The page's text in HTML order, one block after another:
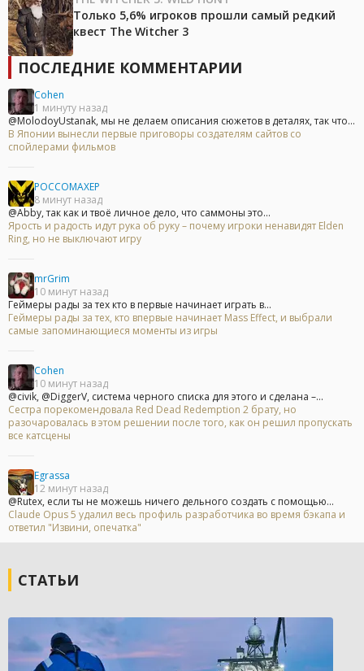
Только 5,6% игроков прошли самый редкий
квест The Witcher 3
ПОСЛЕДНИЕ КОММЕНТАРИИ
Cohen
1 минуту назад
@MolodoyUstanak, мы не делаем описания сюжетов в деталях, так что...
В Японии вынесли первые приговоры создателям сайтов со
спойлерами фильмов
POCCOMAXEP
8 минут назад
@Abby, так как и твоё личное дело, что саммоны это...
Ярость и радость идут рука об руку – почему игроки ненавидят Elden
Ring, но не выключают игру
mrGrim
10 минут назад
Геймеры рады за тех кто в первые начинает играть в...
Геймеры рады за тех, кто впервые начинает Mass Effect, и выбрали
самые запоминающиеся моменты из игры
Cohen
10 минут назад
@civik, @DiggerV, система черного списка для этого и сделана –...
Сестра порекомендовала Red Dead Redemption 2 брату, но
разочаровалась в этом решении после того, как он решил пропускать
все катсцены
Egrassa
12 минут назад
@Rutex, если ты не можешь ничего дельного создать с помощью...
Claude Opus 5 удалил весь профиль разработчика во время бэкапа и
ответил "Извини, опечатка"
СТАТЬИ